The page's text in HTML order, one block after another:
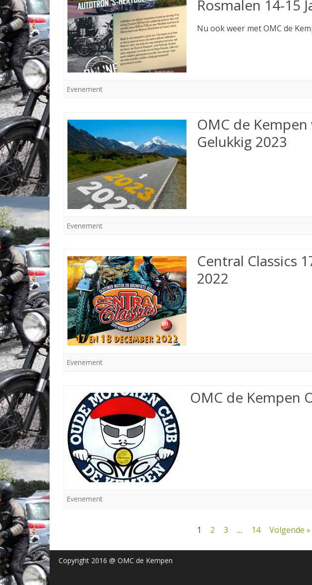
Rosmalen 14-15
Nu ook weer met OMC de
Evenement
OMC de
Gelukkig 2023
Evenement
Central Classics
2022
Evenement
OMC de Kempen
Evenement
1 2 3 … 14 Volgende »
Copyright 2016 @ OMC de Kempen